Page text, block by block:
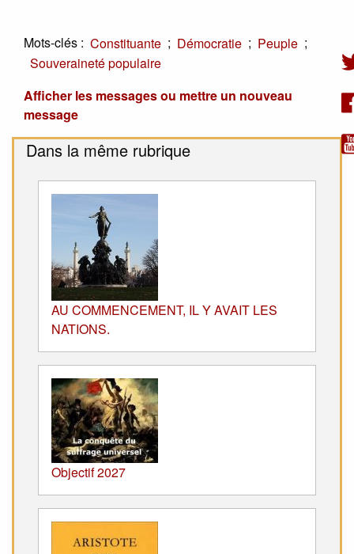
Mots-clés : Constituante ; Démocratie ; Peuple ;
Souveraineté populaire
Afficher les messages ou mettre un nouveau
message
Dans la même rubrique
AU COMMENCEMENT, IL Y AVAIT LES
NATIONS.
Objectif 2027